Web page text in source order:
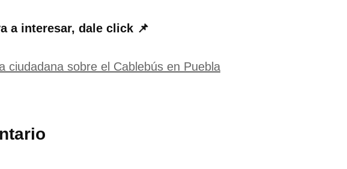
a interesar, dale click 📌
ciudadana sobre el Cablebús en Puebla